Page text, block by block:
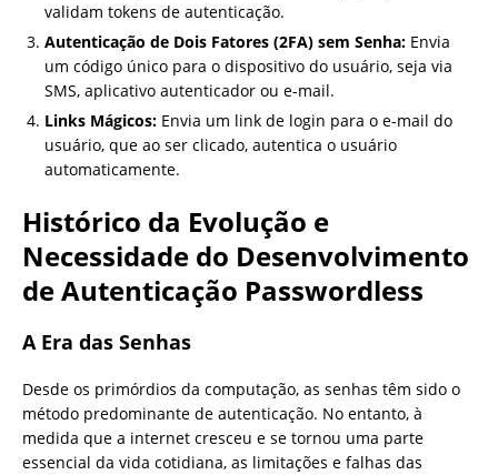
validam tokens de autenticação.
Autenticação de Dois Fatores (2FA) sem Senha: Envia
um código único para o dispositivo do usuário, seja via
SMS, aplicativo autenticador ou e-mail.
Links Mágicos: Envia um link de login para o e-mail do
usuário, que ao ser clicado, autentica o usuário
automaticamente.
Histórico da Evolução e
Necessidade do Desenvolvimento
de Autenticação Passwordless
A Era das Senhas
Desde os primórdios da computação, as senhas têm sido o
método predominante de autenticação. No entanto, à
medida que a internet cresceu e se tornou uma parte
essencial da vida cotidiana, as limitações e falhas das